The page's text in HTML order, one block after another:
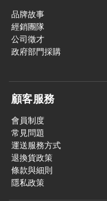
品牌故事
經銷團隊
公司徵才
政府部門採購
顧客服務
會員制度
常見問題
運送服務方式
退換貨政策
條款與細則
隱私政策